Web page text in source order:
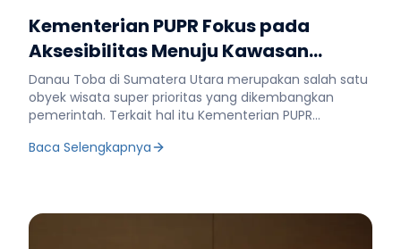
Kementerian PUPR Fokus pada
Aksesibilitas Menuju Kawasan
Wisata Danau Toba
Danau Toba di Sumatera Utara merupakan salah satu
obyek wisata super prioritas yang dikembangkan
pemerintah. Terkait hal itu Kementerian PUPR
destinasi wisata tersebut. “Kita memperbanyak
(BPIW) Kementerian Pekerjaan Umum dan Perumahan
Baca Selengkapnya